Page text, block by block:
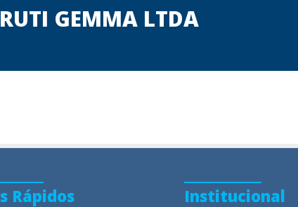
GEMMA LTDA
Rápidos Institucional